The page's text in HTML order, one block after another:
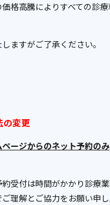
格高騰によりすべての診
ますがご了承ください。
の変更
ージからのネット予約のみ
受付は時間がかかり診療
理解とご協力をお願い申